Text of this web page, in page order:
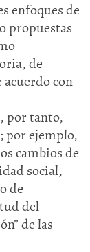
enfoques de
propuestas
de
con
por tanto,
por ejemplo,
cambios de
social,
de
del
de las